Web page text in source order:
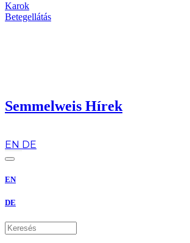
Karok
Betegellátás
Semmelweis Hírek
EN DE
EN
DE